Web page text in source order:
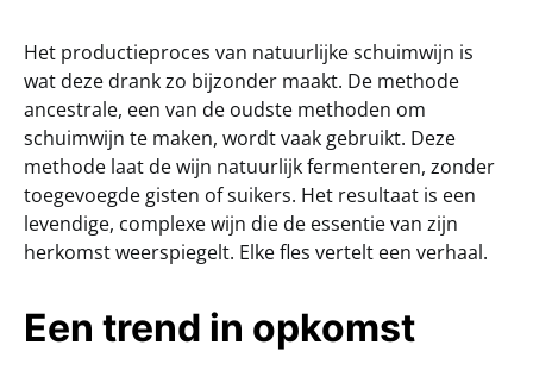
Het productieproces van natuurlijke schuimwijn is
wat deze drank zo bijzonder maakt. De methode
ancestrale, een van de oudste methoden om
schuimwijn te maken, wordt vaak gebruikt. Deze
methode laat de wijn natuurlijk fermenteren, zonder
toegevoegde gisten of suikers. Het resultaat is een
levendige, complexe wijn die de essentie van zijn
herkomst weerspiegelt. Elke fles vertelt een verhaal.
Een trend in opkomst